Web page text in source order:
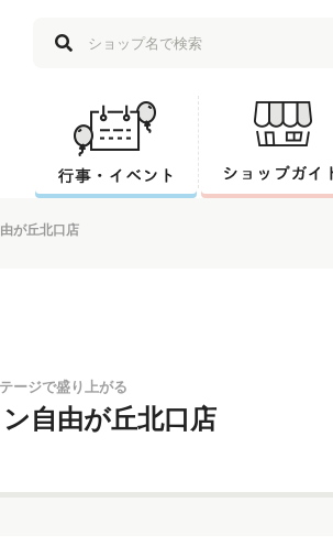
が丘北口店
ージで盛り上がる
自由が丘北口店